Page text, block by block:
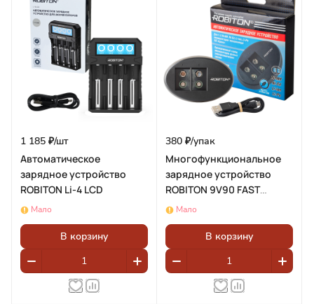
1 185 ₽/шт
Автоматическое
зарядное устройство
ROBITON Li-4 LCD
Мало
В корзину
380 ₽/упак
Многофункциональное
зарядное устройство
ROBITON 9V90 FAST
BL1(блистер 1шт)
Мало
В корзину